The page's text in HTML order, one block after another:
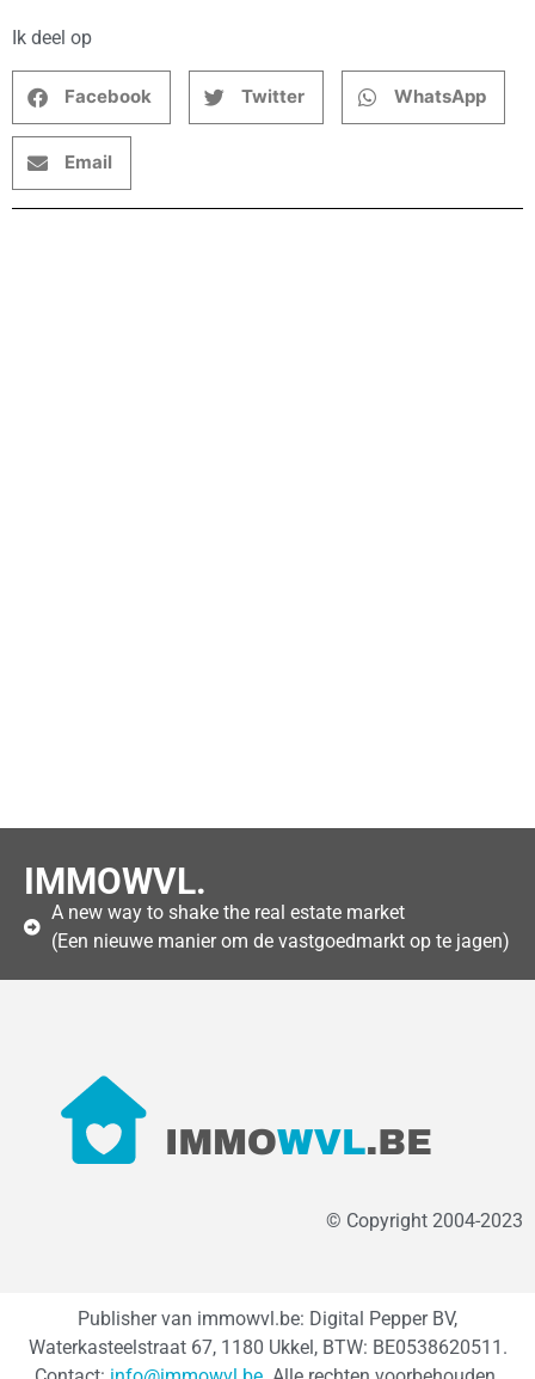
Ik deel op
Facebook Twitter WhatsApp
Email
IMMOWVL.
A new way to shake the real estate market
(Een nieuwe manier om de vastgoedmarkt op te jagen)
© Copyright 2004-2023
Publisher van immowvl.be: Digital Pepper BV,
Waterkasteelstraat 67, 1180 Ukkel, BTW: BE0538620511.